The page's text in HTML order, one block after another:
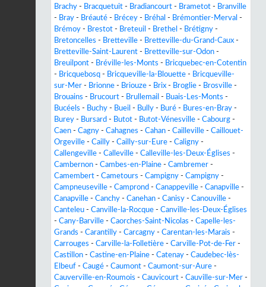
Brachy - Bracquetuit - Bradiancourt - Brametot - Branville
- Bray - Bréauté - Brécey - Bréhal - Brémontier-Merval -
Brémoy - Brestot - Breteuil - Brethel - Brétigny -
Bretoncelles - Bretteville - Bretteville-du-Grand-Caux -
Bretteville-Saint-Laurent - Bretteville-sur-Odon -
Breuilpont - Bréville-les-Monts - Bricquebec-en-Cotentin
- Bricquebosq - Bricqueville-la-Blouette - Bricqueville-
sur-Mer - Brionne - Briouze - Brix - Broglie - Brosville -
Brouains - Brucourt - Brullemail - Buais-Les-Monts -
Bucéels - Buchy - Bueil - Bully - Buré - Bures-en-Bray -
Burey - Bursard - Butot - Butot-Vénesville - Cabourg -
Caen - Cagny - Cahagnes - Cahan - Cailleville - Caillouet-
Orgeville - Cailly - Cailly-sur-Eure - Caligny -
Callengeville - Calleville - Calleville-les-Deux-Églises -
Cambernon - Cambes-en-Plaine - Cambremer -
Camembert - Cametours - Campigny - Campigny -
Campneuseville - Camprond - Canappeville - Canapville -
Canapville - Canchy - Canehan - Canisy - Canouville -
Canteleu - Canville-la-Rocque - Canville-les-Deux-Églises
- Cany-Barville - Caorches-Saint-Nicolas - Capelle-les-
Grands - Carantilly - Carcagny - Carentan-les-Marais -
Carrouges - Carville-la-Folletière - Carville-Pot-de-Fer -
Castillon - Castine-en-Plaine - Catenay - Caudebec-lès-
Elbeuf - Caugé - Caumont - Caumont-sur-Aure -
Cauverville-en-Roumois - Cauvicourt - Cauville-sur-Mer -